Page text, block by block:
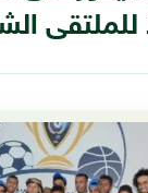
للملتقى